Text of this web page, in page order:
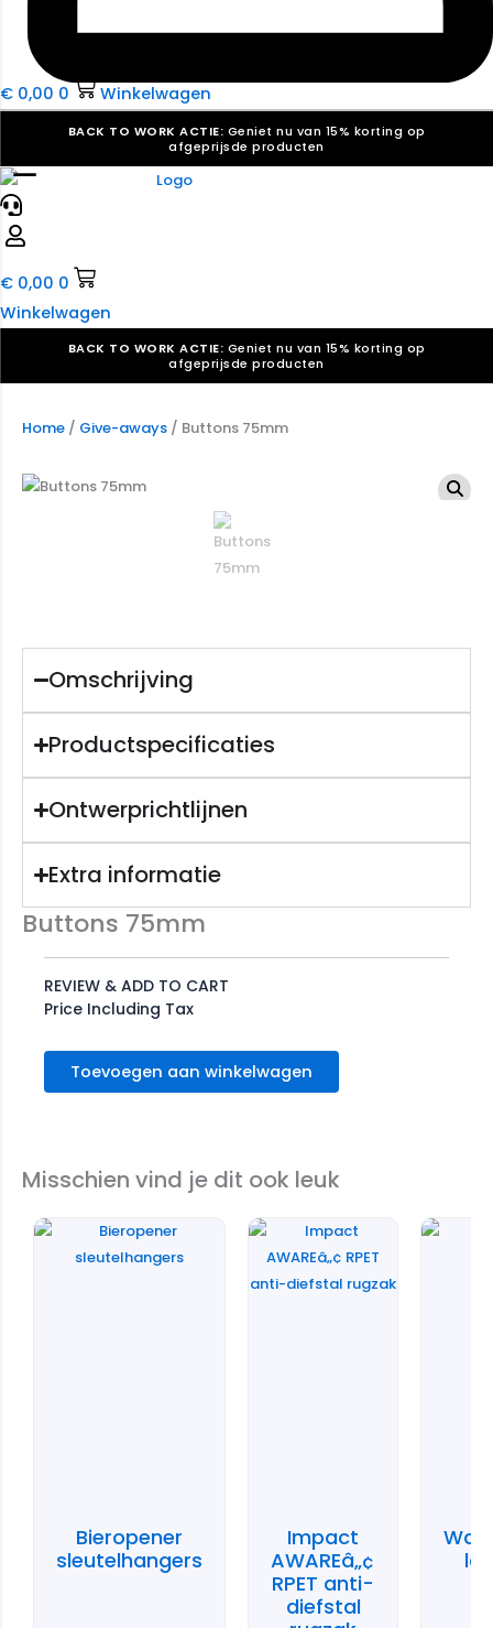
€ 0,00 0 Winkelwagen
BACK TO WORK ACTIE: Geniet nu van 15% korting op
afgeprijsde producten
Verkiezingsdrukwerk nodig? Maak indruk, win stemmen.
☰
€ 0,00 0
Winkelwagen
BACK TO WORK ACTIE: Geniet nu van 15% korting op
afgeprijsde producten
Home / Give-aways / Buttons 75mm
Omschrijving
Productspecificaties
Ontwerprichtlijnen
Extra informatie
Buttons 75mm
REVIEW & ADD TO CART
Price Including Tax
Toevoegen aan winkelwagen
Misschien vind je dit ook leuk
Bieropener
sleutelhangers
Impact
AWAREâ„¢
RPET anti-
diefstal